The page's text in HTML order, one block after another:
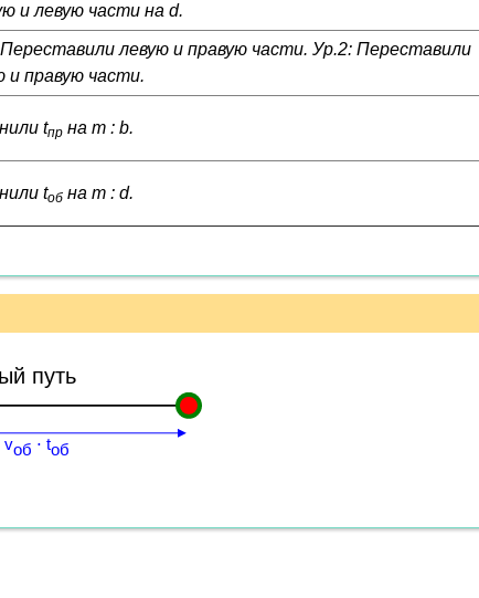
и левую части на d.
левую и правую части. Ур.2: Переставили
и правую части.
tпр на m : b.
tоб на m : d.
путь
vоб ⋅ tоб